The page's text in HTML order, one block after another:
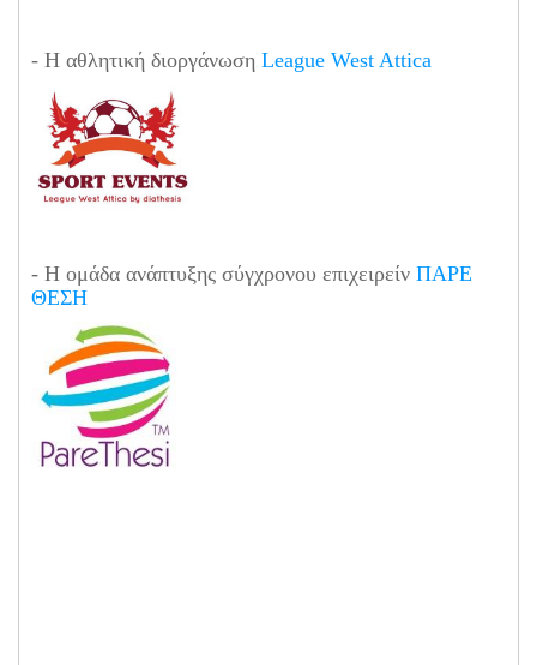
- Η αθλητική διοργάνωση League West Attica
- Η ομάδα ανάπτυξης σύγχρονου επιχειρείν ΠΑΡΕ
ΘΕΣΗ